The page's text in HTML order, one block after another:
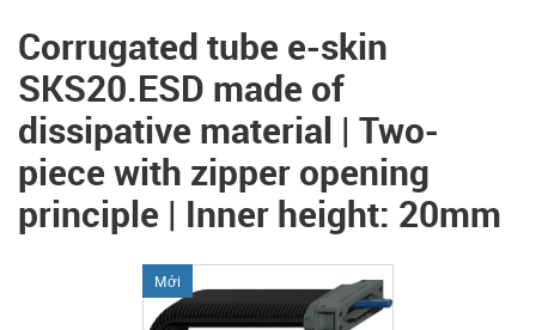
Corrugated tube e-skin
SKS20.ESD made of
dissipative material | Two-
piece with zipper opening
principle | Inner height: 20mm
Mới